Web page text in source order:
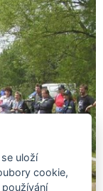
uloží
cookie,